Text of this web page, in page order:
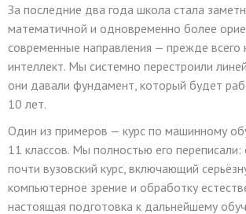
За последние два года школа стала
математичной и одновременно более
современные направления — прежде всего
интеллект. Мы системно перестроили
они давали фундамент, который будет
10 лет.
Один из примеров — курс по машинному
11 классов. Мы полностью его переписали:
почти вузовский курс, включающий
компьютерное зрение и обработку
настоящая подготовка к дальнейшему